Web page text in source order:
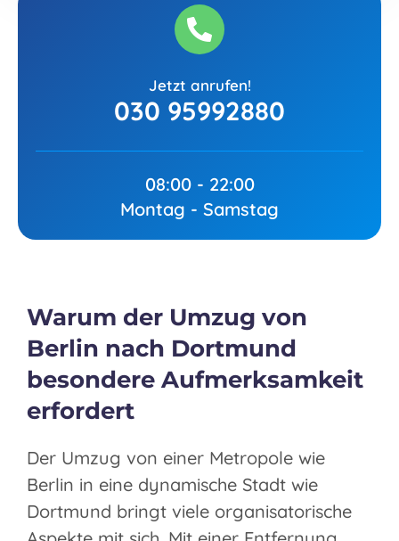
Jetzt anrufen!
030 95992880
08:00 - 22:00
Montag - Samstag
Warum der Umzug von
Berlin nach Dortmund
besondere Aufmerksamkeit
erfordert
Der Umzug von einer Metropole wie
Berlin in eine dynamische Stadt wie
Dortmund bringt viele organisatorische